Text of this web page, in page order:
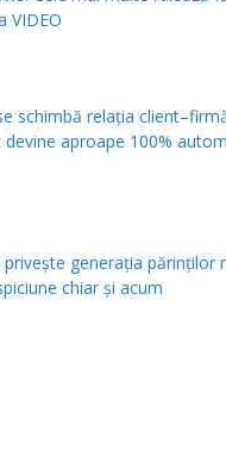
VIDEO
schimbă relația
devine aproape 100%
privește generația părinților
chiar și acum